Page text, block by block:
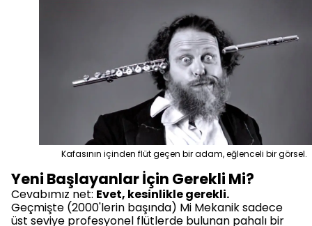
Kafasının içinden flüt geçen bir adam, eğlenceli bir görsel.
Yeni Başlayanlar İçin Gerekli Mi?
Cevabımız net: Evet, kesinlikle gerekli.
Geçmişte (2000'lerin başında) Mi Mekanik sadece
üst seviye profesyonel flütlerde bulunan pahalı bir